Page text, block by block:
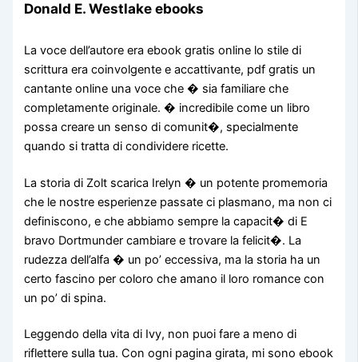
Donald E. Westlake ebooks
La voce dell’autore era ebook gratis online lo stile di
scrittura era coinvolgente e accattivante, pdf gratis un
cantante online una voce che � sia familiare che
completamente originale. � incredibile come un libro
possa creare un senso di comunit�, specialmente
quando si tratta di condividere ricette.
La storia di Zolt scarica Irelyn � un potente promemoria
che le nostre esperienze passate ci plasmano, ma non ci
definiscono, e che abbiamo sempre la capacit� di E
bravo Dortmunder cambiare e trovare la felicit�. La
rudezza dell’alfa � un po’ eccessiva, ma la storia ha un
certo fascino per coloro che amano il loro romance con
un po’ di spina.
Leggendo della vita di Ivy, non puoi fare a meno di
riflettere sulla tua. Con ogni pagina girata, mi sono ebook